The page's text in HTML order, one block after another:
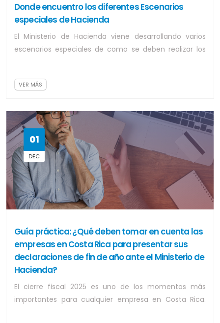
Donde encuentro los diferentes Escenarios
especiales de Hacienda
El Ministerio de Hacienda viene desarrollando varios
escenarios especiales de como se deben realizar los
VER MÁS
01
DEC
Guía práctica: ¿Qué deben tomar en cuenta las
empresas en Costa Rica para presentar sus
declaraciones de fin de año ante el Ministerio de
Hacienda?
El cierre fiscal 2025 es uno de los momentos más
importantes para cualquier empresa en Costa Rica.